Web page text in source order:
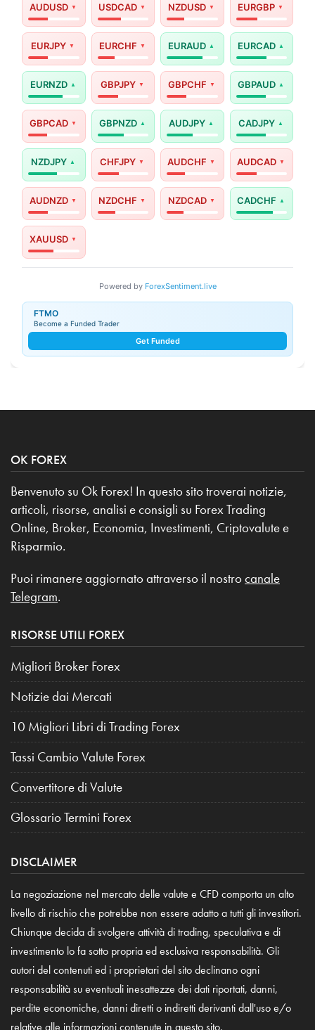
AUDUSD USDCAD NZDUSD EURGBP
EURJPY EURCHF EURAUD EURCAD
EURNZD GBPJPY GBPCHF GBPAUD
GBPCAD GBPNZD AUDJPY CADJPY
NZDJPY CHFJPY AUDCHF AUDCAD
AUDNZD NZDCHF NZDCAD CADCHF
XAUUSD
Powered by ForexSentiment.live
FTMO
Become a Funded Trader
Get Funded
OK FOREX
Benvenuto su Ok Forex! In questo sito troverai notizie,
articoli, risorse, analisi e consigli su Forex Trading
Online, Broker, Economia, Investimenti, Criptovalute e
Risparmio.
Puoi rimanere aggiornato attraverso il nostro canale
Telegram.
RISORSE UTILI FOREX
Migliori Broker Forex
Notizie dai Mercati
10 Migliori Libri di Trading Forex
Tassi Cambio Valute Forex
Convertitore di Valute
Glossario Termini Forex
DISCLAIMER
La negoziazione nel mercato delle valute e CFD comporta un alto
livello di rischio che potrebbe non essere adatto a tutti gli investitori.
Chiunque decida di svolgere attività di trading, speculativa e di
investimento lo fa sotto propria ed esclusiva responsabilità. Gli
autori del contenuti ed i proprietari del sito declinano ogni
responsabilità su eventuali inesattezze dei dati riportati, danni,
perdite economiche, danni diretti o indiretti derivanti dall'uso e/o
relative alle informazioni contenute in questo sito.